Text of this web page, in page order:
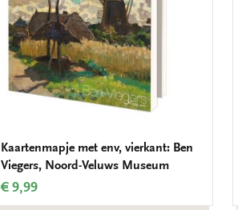
Kaartenmapje met env, vierkant: Ben
Viegers, Noord-Veluws Museum
€ 9,99